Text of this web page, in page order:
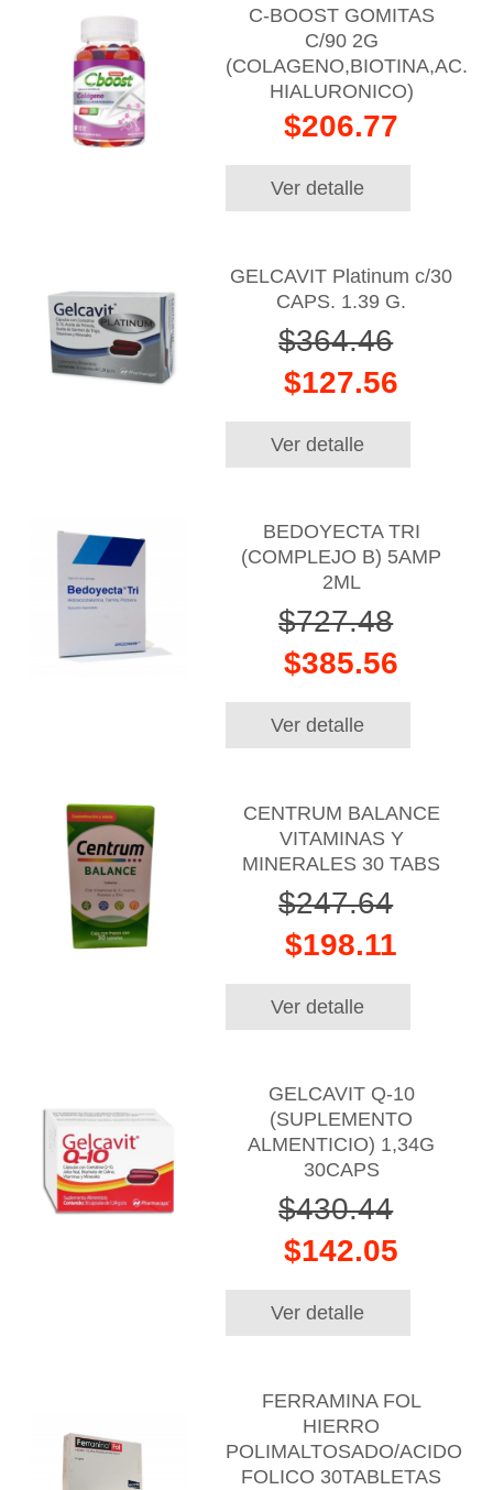
C-BOOST GOMITAS
C/90 2G
(COLAGENO,BIOTINA,AC.
HIALURONICO)
$206.77
Ver detalle
GELCAVIT Platinum c/30
CAPS. 1.39 G.
$364.46
$127.56
Ver detalle
BEDOYECTA TRI
(COMPLEJO B) 5AMP
2ML
$727.48
$385.56
Ver detalle
CENTRUM BALANCE
VITAMINAS Y
MINERALES 30 TABS
$247.64
$198.11
Ver detalle
GELCAVIT Q-10
(SUPLEMENTO
ALMENTICIO) 1,34G
30CAPS
$430.44
$142.05
Ver detalle
FERRAMINA FOL
HIERRO
POLIMALTOSADO/ACIDO
FOLICO 30TABLETAS